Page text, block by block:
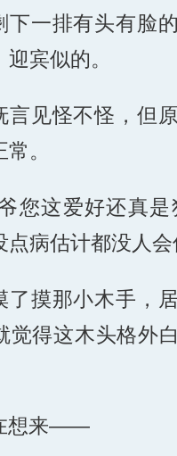
下一排有头有脸
宾似的。
言见怪不怪，但
。
您这爱好还真
病估计都没人会
了摸那小木手，
觉得这木头格外
想来——